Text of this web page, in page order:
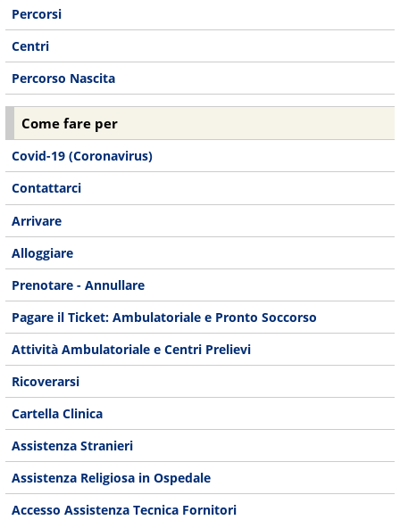
Percorsi
Centri
Percorso Nascita
Come fare per
Covid-19 (Coronavirus)
Contattarci
Arrivare
Alloggiare
Prenotare - Annullare
Pagare il Ticket: Ambulatoriale e Pronto Soccorso
Attività Ambulatoriale e Centri Prelievi
Ricoverarsi
Cartella Clinica
Assistenza Stranieri
Assistenza Religiosa in Ospedale
Accesso Assistenza Tecnica Fornitori